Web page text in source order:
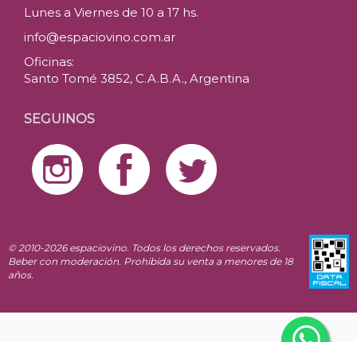
Lunes a Viernes de 10 a 17 hs.
info@espaciovino.com.ar
Oficinas:
Santo Tomé 3852, C.A.B.A., Argentina
SEGUINOS
© 2010-2026 espaciovino. Todos los derechos reservados.
Beber con moderación. Prohibida su venta a menores de 18
años.